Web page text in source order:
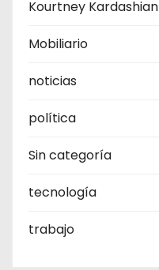
Kourtney Kardashian
Mobiliario
noticias
política
Sin categoría
tecnología
trabajo